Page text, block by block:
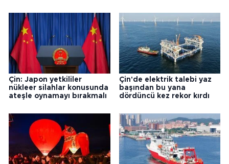
Çin: Japon yetkililer
nükleer silahlar konusunda
ateşle oynamayı bırakmalı
Çin'de elektrik talebi yaz
başından bu yana
dördüncü kez rekor kırdı